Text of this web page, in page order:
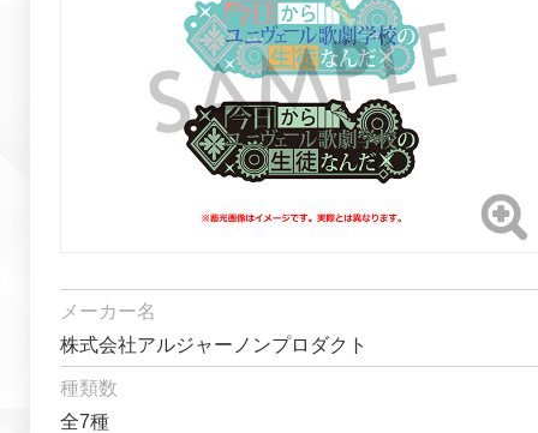
メーカー名
株式会社アルジャーノンプロダクト
種類数
全7種